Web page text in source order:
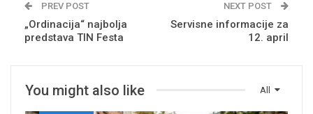
PREV POST
„Ordinacija“ najbolja
predstava TIN Festa
NEXT POST
Servisne informacije za
12. april
All
You might also like